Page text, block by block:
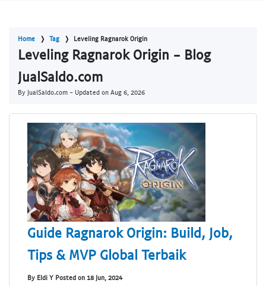
Home Tag Leveling Ragnarok Origin
Leveling Ragnarok Origin - Blog
JualSaldo.com
By JualSaldo.com - Updated on Aug 6, 2026
Guide Ragnarok Origin: Build, Job,
Tips & MVP Global Terbaik
By Eldi Y Posted on 18 Jun, 2024